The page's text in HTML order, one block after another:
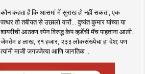
कौन कहता हैं कि आसमां में सुराख हो नहीं सकता, एक
पत्थर तो तबीयत से उछालो यारों... दुष्यंत कुमार यांच्या या
शायरीची आठवण स्पेन विरुद्ध केप व्हर्डेची मॅच पाहताना आली.
जेमतेम ४ लाख, ९१ हजार, २३३ लोकसंख्येचा हा देश; पण
त्यांनी माजी जगज्जेत्या आणि जागतिक ..